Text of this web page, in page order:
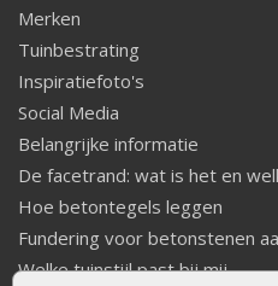
Merken
Tuinbestrating
Inspiratiefoto's
Social Media
Belangrijke informatie
De facetrand: wat is het en
Hoe betontegels leggen
Fundering voor betonstenen
Welke tuinstijl past bij mij